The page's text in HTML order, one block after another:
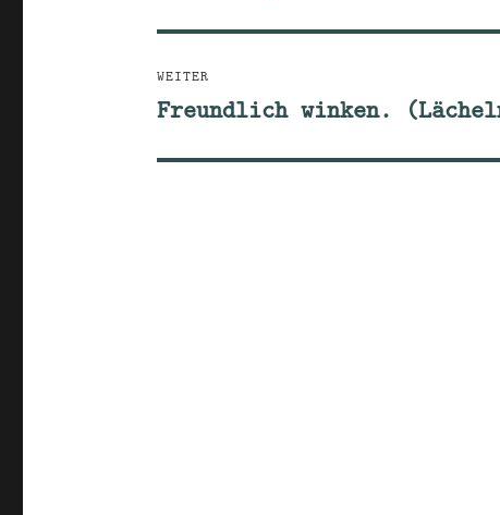
WEITER
Nächster
Freundlich winken.